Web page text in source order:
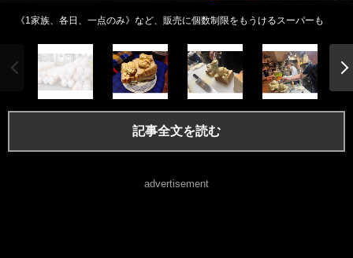
《1家族、各日、一点のみ》など、販売に個数制限をもうけるスーパーも
記事全文を読む
advertisement